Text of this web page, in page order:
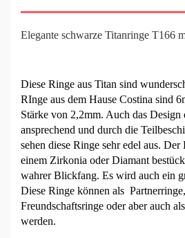
Elegante schwarze Titanringe T166
Diese Ringe aus Titan sind
RInge aus dem Hause Costina sind
Stärke von 2,2mm. Auch das
ansprechend und durch die
sehen diese Ringe sehr edel aus.
einem Zirkonia oder Diamant
wahrer Blickfang. Es wird auch ein
Diese Ringe können als
Freundschaftsringe oder aber auch
werden.